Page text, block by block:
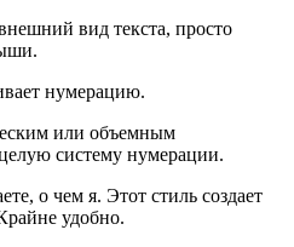
вид текста, просто
нумерацию.
или объемным
систему нумерации.
о чем я. Этот стиль создает
удобно.